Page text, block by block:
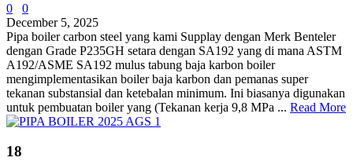
0
0
December 5, 2025
Pipa boiler carbon steel yang kami Supplay dengan Merk Benteler
dengan Grade P235GH setara dengan SA192 yang di mana ASTM
A192/ASME SA192 mulus tabung baja karbon boiler
mengimplementasikan boiler baja karbon dan pemanas super
tekanan substansial dan ketebalan minimum. Ini biasanya digunakan
untuk pembuatan boiler yang (Tekanan kerja 9,8 MPa ... Read More
18